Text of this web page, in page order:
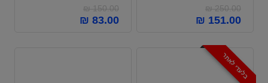
₪250.00
₪ 151.00
₪150.00
₪ 83.00
בלעדי לאתר